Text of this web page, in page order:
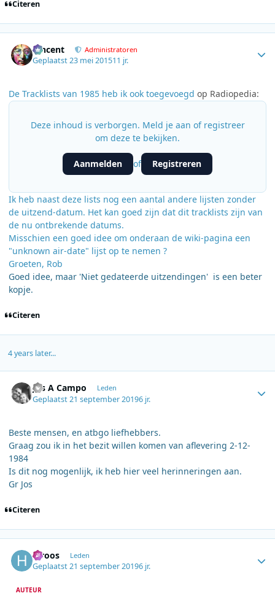
Citeren
Vincent Administratoren
Geplaatst23 mei 201511 jr.
De Tracklists van 1985 heb ik ook toegevoegd op Radiopedia:
Deze inhoud is verborgen. Meld je aan of registreer
om deze te bekijken.
Aanmelden of Registreren
Ik heb naast deze lists nog een aantal andere lijsten zonder
de uitzend-datum. Het kan goed zijn dat dit tracklists zijn van
de nu ontbrekende datums.
Misschien een goed idee om onderaan de wiki-pagina een
"unknown air-date" lijst op te nemen ?
Groeten, Rob
Goed idee, maar '​Niet gedateerde uitzendingen' is een beter
kopje.
Citeren
4 years later...
Jos A Campo Leden
Geplaatst21 september 20196 jr.
Beste mensen, en atbgo liefhebbers.
Graag zou ik in het bezit willen komen van aflevering 2-12-
1984
Is dit nog mogenlijk, ik heb hier veel herinneringen aan.
Gr Jos
Citeren
h.roos Leden
Geplaatst21 september 20196 jr.
AUTEUR